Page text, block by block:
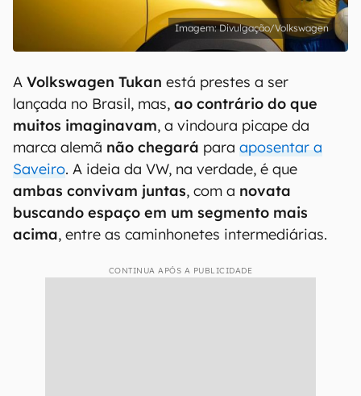
Divulgação/Volkswagen
A Volkswagen Tukan está prestes a ser
lançada no Brasil, mas, ao contrário do que
muitos imaginavam, a vindoura picape da
marca alemã não chegará para aposentar a
Saveiro. A ideia da VW, na verdade, é que
ambas convivam juntas, com a novata
buscando espaço em um segmento mais
acima, entre as caminhonetes intermediárias.
CONTINUA APÓS A PUBLICIDADE